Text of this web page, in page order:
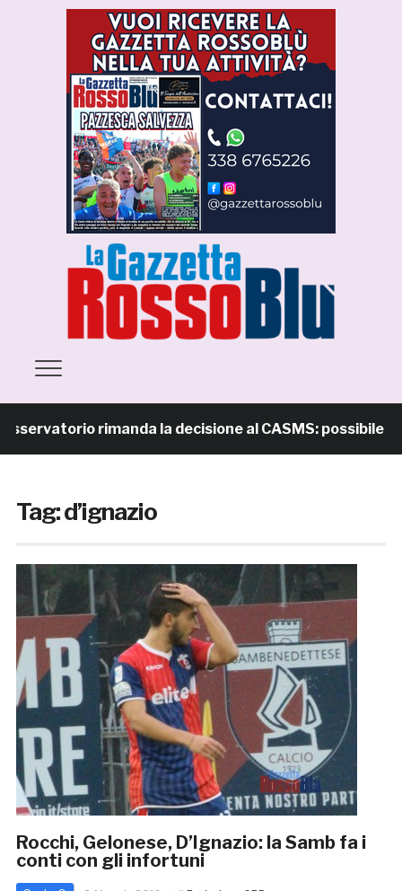
rimanda la decisione al CASMS: possibile
Tag:d’ignazio
Rocchi, Gelonese, D’Ignazio: la Samb fa i
conti con gli infortuni